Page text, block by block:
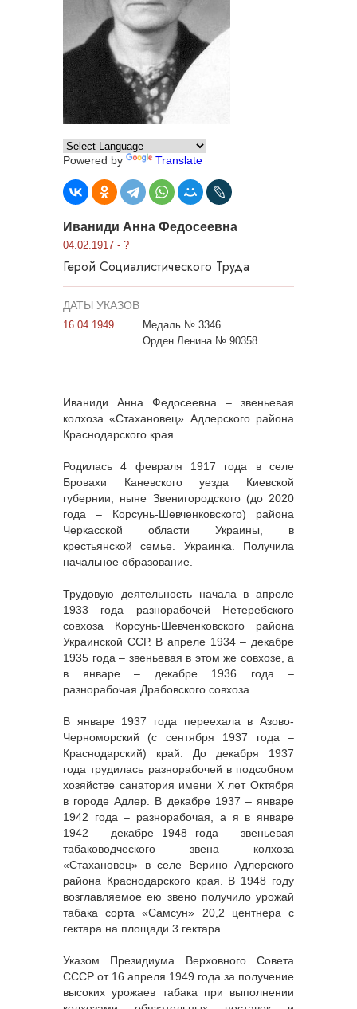
Powered by Translate
Иваниди Анна Федосеевна
04.02.1917 - ?
Герой Социалистического Труда
ДАТЫ УКАЗОВ
16.04.1949
Медаль № 3346
Орден Ленина № 90358
Иваниди Анна Федосеевна – звеньевая
колхоза «Стахановец» Адлерского района
Краснодарского края.
Родилась 4 февраля 1917 года в селе
Бровахи Каневского уезда Киевской
губернии, ныне Звенигородского (до 2020
года – Корсунь-Шевченковского) района
Черкасской области Украины, в
крестьянской семье. Украинка. Получила
начальное образование.
Трудовую деятельность начала в апреле
1933 года разнорабочей Нетеребского
совхоза Корсунь-Шевченковского района
Украинской ССР. В апреле 1934 – декабре
1935 года – звеньевая в этом же совхозе, а
в январе – декабре 1936 года –
разнорабочая Драбовского совхоза.
В январе 1937 года переехала в Азово-
Черноморский (с сентября 1937 года –
Краснодарский) край. До декабря 1937
года трудилась разнорабочей в подсобном
хозяйстве санатория имени Х лет Октября
в городе Адлер. В декабре 1937 – январе
1942 года – разнорабочая, а я в январе
1942 – декабре 1948 года – звеньевая
табаководческого звена колхоза
«Стахановец» в селе Верино Адлерского
района Краснодарского края. В 1948 году
возглавляемое ею звено получило урожай
табака сорта «Самсун» 20,2 центнера с
гектара на площади 3 гектара.
Указом Президиума Верховного Совета
СССР от 16 апреля 1949 года за получение
высоких урожаев табака при выполнении